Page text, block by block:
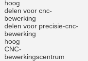
hoog
delen voor cnc-
bewerking
delen voor precisie-cnc-
bewerking
hoog
CNC-
bewerkingscentrum